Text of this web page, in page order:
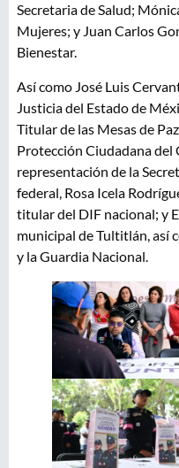
Secretaria de Salud;
Mujeres; y Juan Carlos
Bienestar.
Así como José Luis
Justicia del Estado de
Titular de las Mesas de
Protección Ciudadana del
representación de la
federal, Rosa Icela
titular del DIF nacional; y
municipal de Tultitlán, así
y la Guardia Nacional.